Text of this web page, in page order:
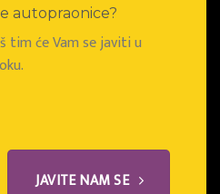
autopraonice?
tim će Vam se javiti u
JAVITE NAM SE